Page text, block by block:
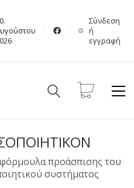
Σύνδεση
ή
εγγραφή
φόρμουλα προάσπισης του
συστήματος